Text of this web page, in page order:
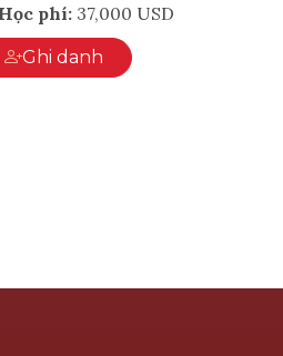
Học phí: 37,000 USD
Ghi danh